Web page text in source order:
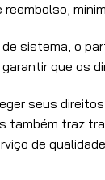
sistema, o
que os
seus
traz
de